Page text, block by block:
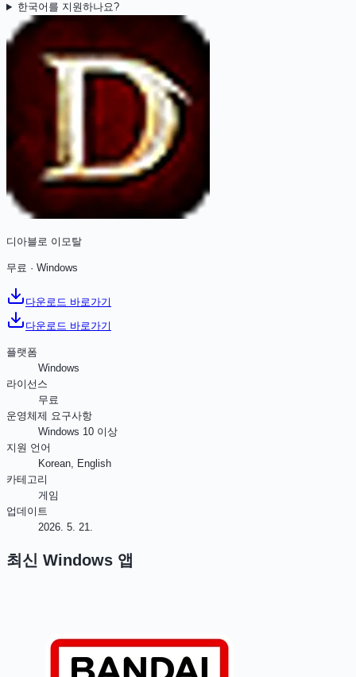
한국어를 지원하나요?
디아블로 이모탈
무료 · Windows
다운로드 바로가기
다운로드 바로가기
플랫폼
Windows
라이선스
무료
운영체제 요구사항
Windows 10 이상
지원 언어
Korean, English
카테고리
게임
업데이트
2026. 5. 21.
최신 Windows 앱